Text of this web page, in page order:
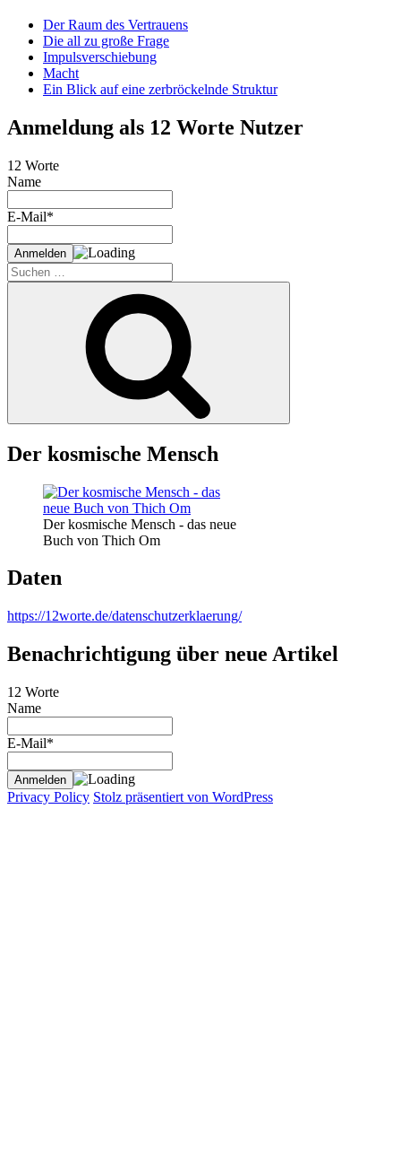
Der Raum des Vertrauens
Die all zu große Frage
Impulsverschiebung
Macht
Ein Blick auf eine zerbröckelnde Struktur
Anmeldung als 12 Worte Nutzer
12 Worte
Name
E-Mail*
Suche
nach:
Der kosmische Mensch
Der kosmische Mensch - das neue
Buch von Thich Om
Daten
https://12worte.de/datenschutzerklaerung/
Benachrichtigung über neue Artikel
12 Worte
Name
E-Mail*
Privacy Policy Stolz präsentiert von WordPress